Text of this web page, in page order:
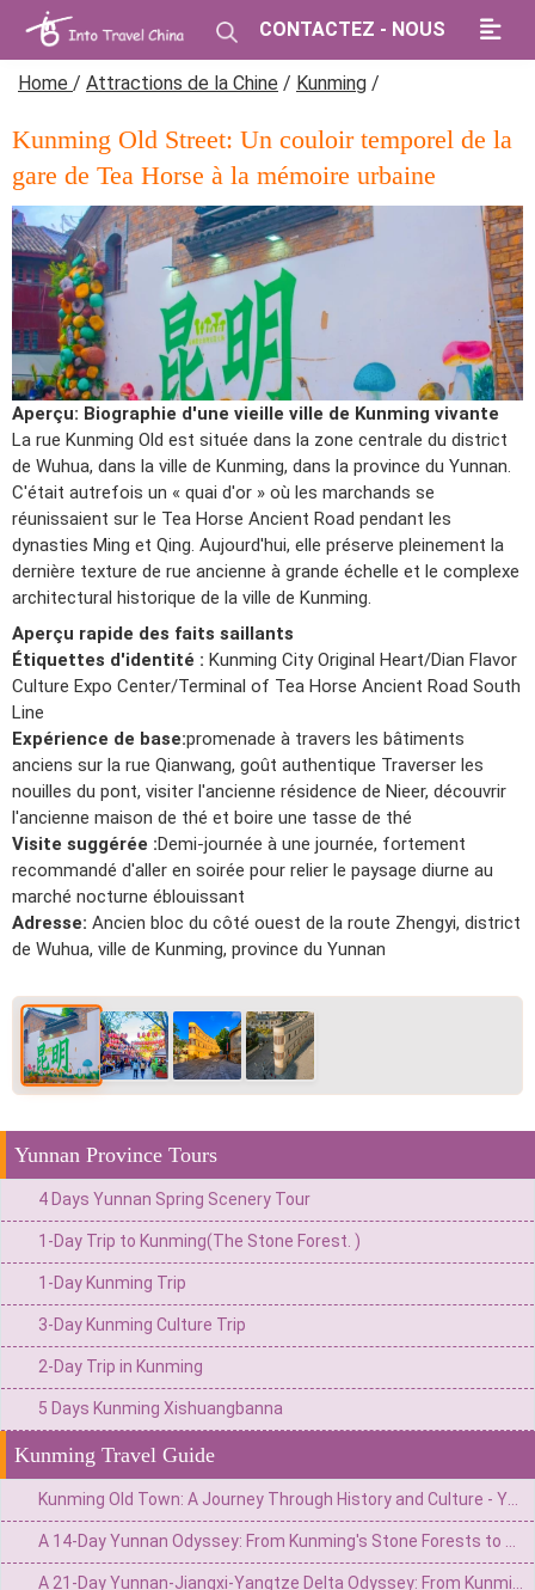
CONTACTEZ - NOUS
Home / Attractions de la Chine / Kunming /
Kunming Old Street: Un couloir temporel de la
gare de Tea Horse à la mémoire urbaine
Aperçu: Biographie d'une vieille ville de Kunming vivante
La rue Kunming Old est située dans la zone centrale du district
de Wuhua, dans la ville de Kunming, dans la province du Yunnan.
C'était autrefois un « quai d'or » où les marchands se
réunissaient sur le Tea Horse Ancient Road pendant les
dynasties Ming et Qing. Aujourd'hui, elle préserve pleinement la
dernière texture de rue ancienne à grande échelle et le complexe
architectural historique de la ville de Kunming.
Aperçu rapide des faits saillants
Étiquettes d'identité : Kunming City Original Heart/Dian Flavor
Culture Expo Center/Terminal of Tea Horse Ancient Road South
Line
Expérience de base:promenade à travers les bâtiments
anciens sur la rue Qianwang, goût authentique Traverser les
nouilles du pont, visiter l'ancienne résidence de Nieer, découvrir
l'ancienne maison de thé et boire une tasse de thé
Visite suggérée :Demi-journée à une journée, fortement
recommandé d'aller en soirée pour relier le paysage diurne au
marché nocturne éblouissant
Adresse: Ancien bloc du côté ouest de la route Zhengyi, district
de Wuhua, ville de Kunming, province du Yunnan
Yunnan Province Tours
4 Days Yunnan Spring Scenery Tour
1-Day Trip to Kunming(The Stone Forest. )
1-Day Kunming Trip
3-Day Kunming Culture Trip
2-Day Trip in Kunming
5 Days Kunming Xishuangbanna
Kunming Travel Guide